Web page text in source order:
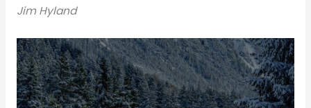
Jim Hyland